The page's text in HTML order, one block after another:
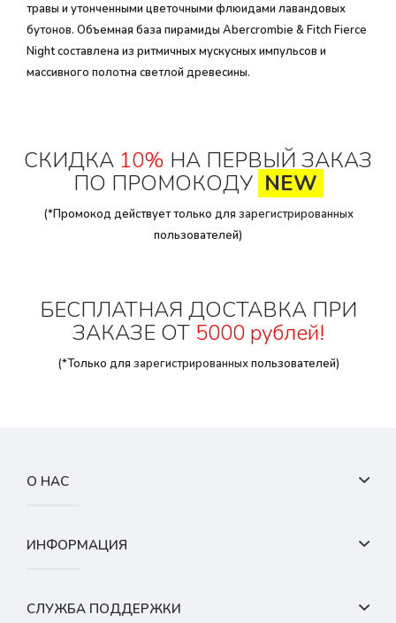
травы и утонченными цветочными флюидами лавандовых
бутонов. Объемная база пирамиды Abercrombie & Fitch Fierce
Night составлена из ритмичных мускусных импульсов и
массивного полотна светлой древесины.
СКИДКА 10% НА ПЕРВЫЙ ЗАКАЗ
ПО ПРОМОКОДУ NEW
(*Промокод действует только для зарегистрированных
пользователей)
БЕСПЛАТНАЯ ДОСТАВКА ПРИ
ЗАКАЗЕ ОТ 5000 рублей!
(*Только для зарегистрированныхпользователей)
О НАС
ИНФОРМАЦИЯ
СЛУЖБА ПОДДЕРЖКИ